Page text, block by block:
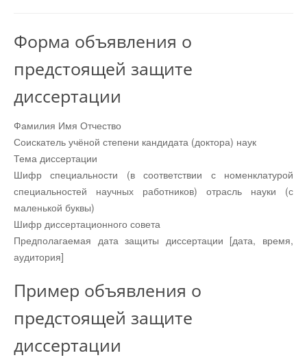
Форма объявления о
предстоящей защите
диссертации
Фамилия Имя Отчество
Соискатель учёной степени кандидата (доктора) наук
Тема диссертации
Шифр специальности (в соответствии с номенклатурой
специальностей научных работников) отрасль науки (с
маленькой буквы)
Шифр диссертационного совета
Предполагаемая дата защиты диссертации [дата, время,
аудитория]
Пример объявления о
предстоящей защите
диссертации